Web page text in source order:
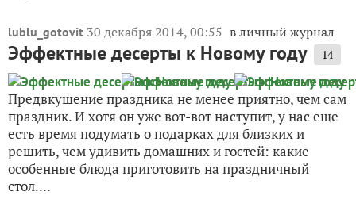
lublu_gotovit 30 декабря 2014, 00:55 в личный журнал
Эффектные десерты к Новому году 14
Предвкушение праздника не менее приятно, чем сам
праздник. И хотя он уже вот-вот наступит, у нас еще
есть время подумать о подарках для близких и
решить, чем удивить домашних и гостей: какие
особенные блюда приготовить на праздничный
стол....